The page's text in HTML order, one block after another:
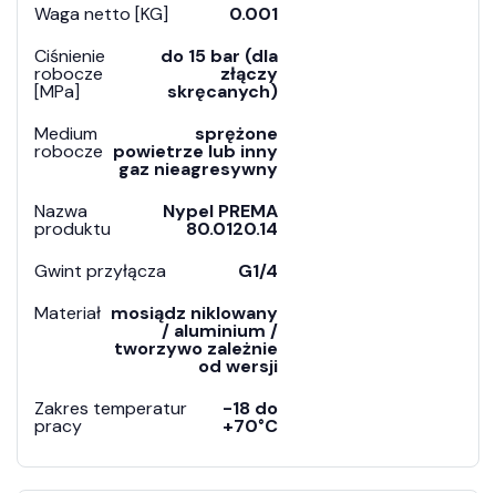
Waga netto [KG]
0.001
Ciśnienie
robocze
[MPa]
do 15 bar (dla
złączy
skręcanych)
Medium
robocze
sprężone
powietrze lub inny
gaz nieagresywny
Nazwa
produktu
Nypel PREMA
80.0120.14
Gwint przyłącza
G1/4
Materiał mosiądz niklowany
/ aluminium /
tworzywo zależnie
od wersji
Zakres temperatur
pracy
-18 do
+70°C